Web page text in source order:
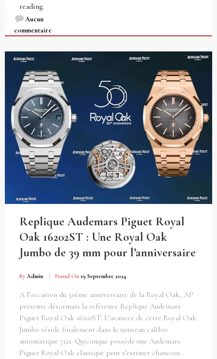
reading
Aucun
commentaire
Replique Audemars Piguet Royal
Oak 16202ST : Une Royal Oak
Jumbo de 39 mm pour l’anniversaire
By Admin Posted On 19 Septembre 2024
A l’occasion du 50ème anniversaire de la Royal Oak, AP
présente désormais la référence Replique Audemars
Piguet Royal Oak 16202ST. L’avancée de cette Royal Oak
Jumbo réside finalement dans le nouveau calibre
automatique 7121. Quiconque possède une Audemars
Piguet Royal Oak classique peut s’estimer chanceux.